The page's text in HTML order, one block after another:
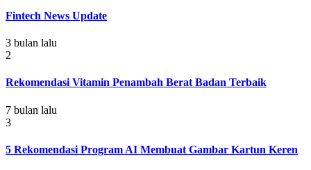
Fintech News Update
3 bulan lalu
2
Rekomendasi Vitamin Penambah Berat Badan Terbaik
7 bulan lalu
3
5 Rekomendasi Program AI Membuat Gambar Kartun Keren